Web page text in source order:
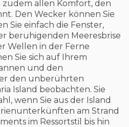
allen Komfort, den
Den Wecker können Sie
Sie einfach die Fenster,
beruhigenden Meeresbrise
Wellen in der Ferne
Sie sich auf Ihrem
und den
den unberührten
Island beobachten. Sie
wenn Sie aus der Island
am Strand
im Ressortstil bis hin